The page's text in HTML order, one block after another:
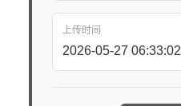
上传时间
2026-05-27 06:33:02